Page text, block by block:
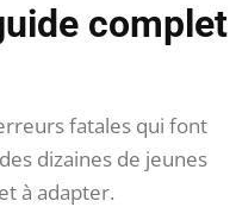
complet
fatales qui font
dizaines de jeunes
à adapter.